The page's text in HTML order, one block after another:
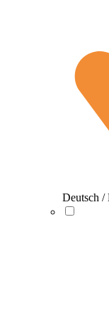
Deutsch /